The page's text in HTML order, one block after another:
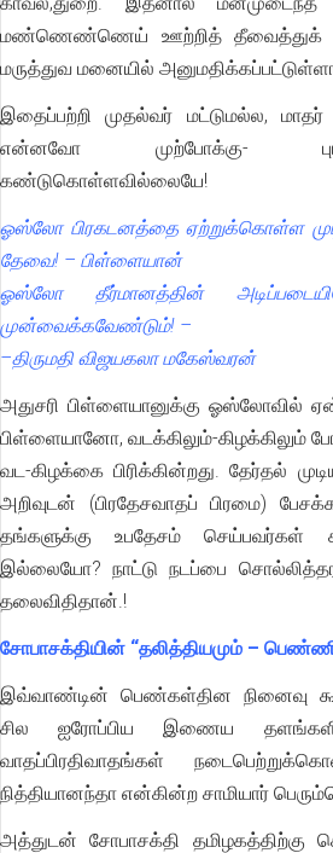
மண்ணெண்ணெய் ஊற்றித் தீவைத்துக்
மருத்துவ மனையில்
இதைப்பற்றி முதல்வர் மட்டுமல்ல,
என்னவோ முற்போக்கு-
கண்டுகொள்ளவில்லையே!
ஓஸ்லோ பிரகடனத்தை ஏற்றுக்கொள்ள
தேவை! – பிள்ளையான்
ஓஸ்லோ தீர்மானத்தின்
முன்வைக்கவேண்டும்! –
–திருமதி விஜயகலா மகேஸ்வரன்
அதுசரி பிள்ளையானுக்கு ஓஸ்லோவில்
பிள்ளையானோ, வடக்கிலும்-கிழக்கிலும்
வட-கிழக்கை பிரிக்கின்றது. தேர்தல்
அறிவுடன் (பிரதேசவாதப் பிரமை)
தங்களுக்கு உபதேசம் செய்பவர்கள்
இல்லையோ? நாட்டு நடப்பை
தலைவிதிதான்.!
சோபாசக்தியின் “தலித்தியமும் –
இவ்வாண்டின் பெண்கள்தின நினைவு
சில ஐரோப்பிய இணைய
வாதப்பிரதிவாதங்கள்
நித்தியானந்தா என்கின்ற சாமியார்
அத்துடன் சோபாசக்தி தமிழகத்திற்கு